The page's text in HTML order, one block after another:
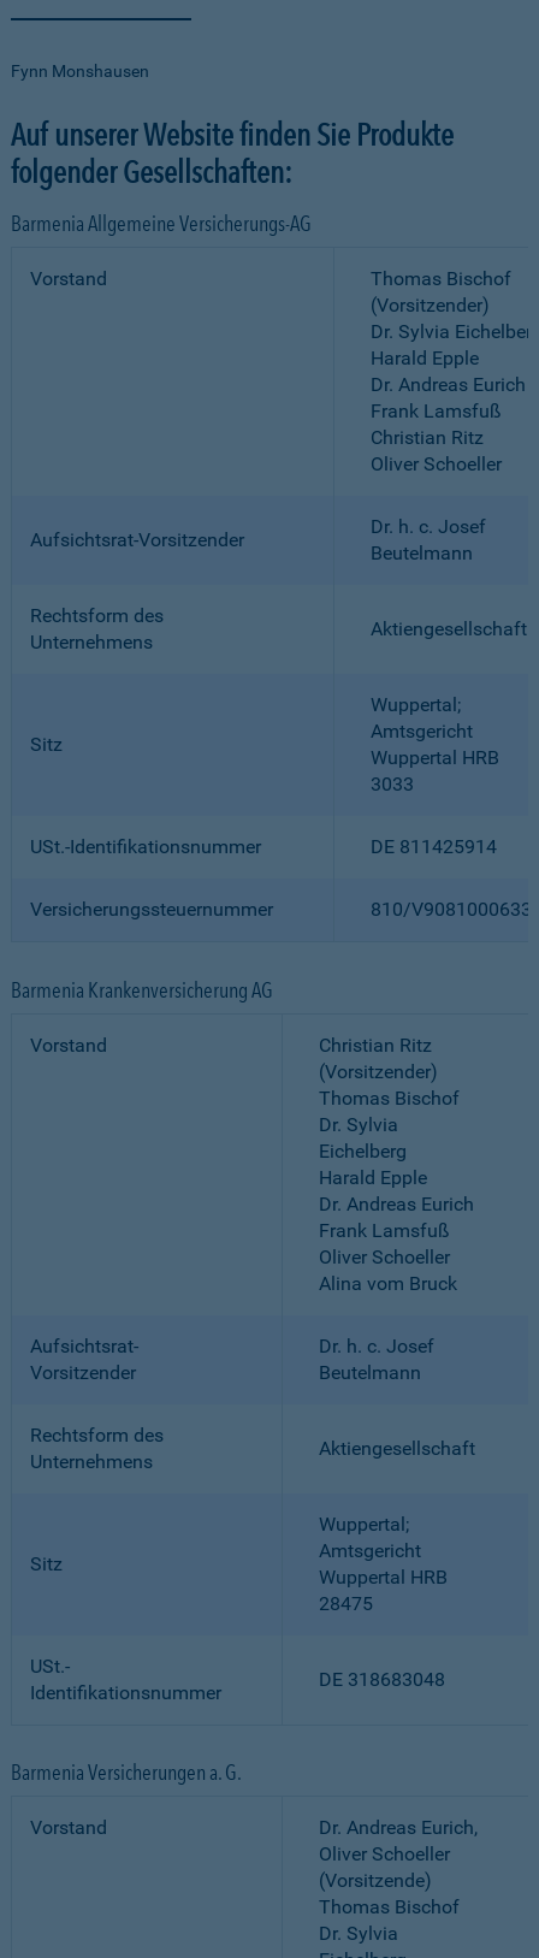
Fynn Monshausen
Auf unserer Website finden Sie Produkte
folgender Gesellschaften:
Barmenia Allgemeine Versicherungs-AG
Vorstand
Thomas Bischof
(Vorsitzender)
Dr. Sylvia
Harald Epple
Dr. Andreas Eurich
Frank Lamsfuß
Christian Ritz
Oliver Schoeller
Aufsichtsrat-Vorsitzender
Dr. h. c. Josef
Beutelmann
Rechtsform des
Unternehmens
Aktiengesellschaft
Sitz
Wuppertal;
Amtsgericht
Wuppertal HRB
3033
USt.-Identifikationsnummer DE 811425914
Versicherungssteuernummer 810/
Barmenia Krankenversicherung AG
Vorstand
Christian Ritz
(Vorsitzender)
Thomas Bischof
Dr. Sylvia
Eichelberg
Harald Epple
Dr. Andreas Eurich
Frank Lamsfuß
Oliver Schoeller
Alina vom Bruck
Aufsichtsrat-
Vorsitzender
Dr. h. c. Josef
Beutelmann
Rechtsform des
Unternehmens
Aktiengesellschaft
Sitz
Wuppertal;
Amtsgericht
Wuppertal HRB
28475
USt.-
Identifikationsnummer
DE 318683048
Barmenia Versicherungen a. G.
Vorstand
Dr. Andreas Eurich,
Oliver Schoeller
(Vorsitzende)
Thomas Bischof
Dr. Sylvia